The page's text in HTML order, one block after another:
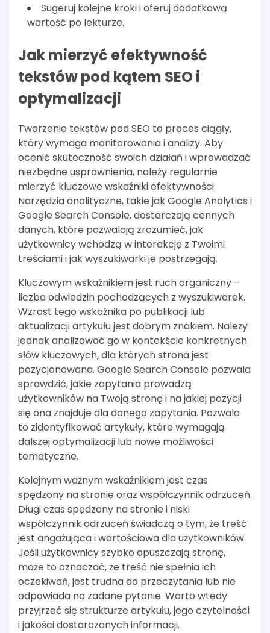
Sugeruj kolejne kroki i oferuj dodatkową
wartość po lekturze.
Jak mierzyć efektywność
tekstów pod kątem SEO i
optymalizacji
Tworzenie tekstów pod SEO to proces ciągły,
który wymaga monitorowania i analizy. Aby
ocenić skuteczność swoich działań i wprowadzać
niezbędne usprawnienia, należy regularnie
mierzyć kluczowe wskaźniki efektywności.
Narzędzia analityczne, takie jak Google Analytics i
Google Search Console, dostarczają cennych
danych, które pozwalają zrozumieć, jak
użytkownicy wchodzą w interakcję z Twoimi
treściami i jak wyszukiwarki je postrzegają.
Kluczowym wskaźnikiem jest ruch organiczny –
liczba odwiedzin pochodzących z wyszukiwarek.
Wzrost tego wskaźnika po publikacji lub
aktualizacji artykułu jest dobrym znakiem. Należy
jednak analizować go w kontekście konkretnych
słów kluczowych, dla których strona jest
pozycjonowana. Google Search Console pozwala
sprawdzić, jakie zapytania prowadzą
użytkowników na Twoją stronę i na jakiej pozycji
się ona znajduje dla danego zapytania. Pozwala
to zidentyfikować artykuły, które wymagają
dalszej optymalizacji lub nowe możliwości
tematyczne.
Kolejnym ważnym wskaźnikiem jest czas
spędzony na stronie oraz współczynnik odrzuceń.
Długi czas spędzony na stronie i niski
współczynnik odrzuceń świadczą o tym, że treść
jest angażująca i wartościowa dla użytkowników.
Jeśli użytkownicy szybko opuszczają stronę,
może to oznaczać, że treść nie spełnia ich
oczekiwań, jest trudna do przeczytania lub nie
odpowiada na zadane pytanie. Warto wtedy
przyjrzeć się strukturze artykułu, jego czytelności
i jakości dostarczanych informacji.